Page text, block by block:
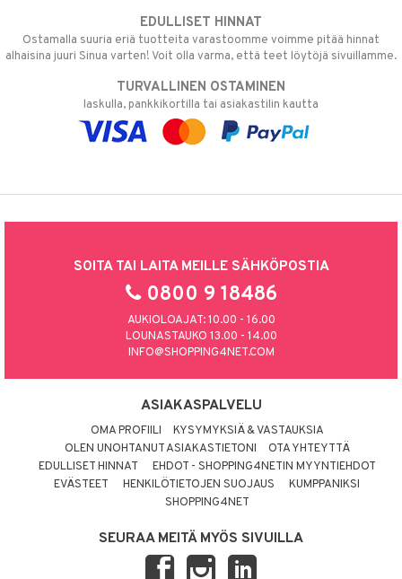
EDULLISET HINNAT
Ostamalla suuria eriä tuotteita varastoomme voimme pitää hinnat
alhaisina juuri Sinua varten! Voit olla varma, että teet löytöjä sivuillamme.
TURVALLINEN OSTAMINEN
laskulla, pankkikortilla tai asiakastilin kautta
SOITA TAI LAITA MEILLE SÄHKÖPOSTIA
0800 9 18486
AUKIOLOAJAT: 10.00 - 16.00
LOUNASTAUKO 13.00 - 14.00
INFO@SHOPPING4NET.COM
ASIAKASPALVELU
OMA PROFIILI
KYSYMYKSIÄ & VASTAUKSIA
OLEN UNOHTANUT ASIAKASTIETONI
OTA YHTEYTTÄ
EDULLISET HINNAT
EHDOT - SHOPPING4NETIN MYYNTIEHDOT
EVÄSTEET
HENKILÖTIETOJEN SUOJAUS
KUMPPANIKSI
SHOPPING4NET
SEURAA MEITÄ MYÖS SIVUILLA